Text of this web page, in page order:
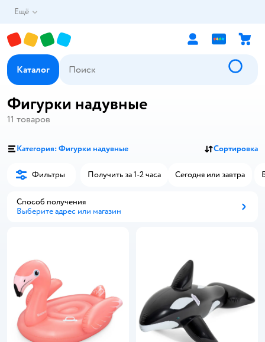
Ещё
Каталог
Фигурки надувные
11 товаров
Категория: Фигурки надувные Сортировка
Фильтры Получить за 1-2 часа Сегодня или завтра
Способ получения
Выберите адрес или магазин